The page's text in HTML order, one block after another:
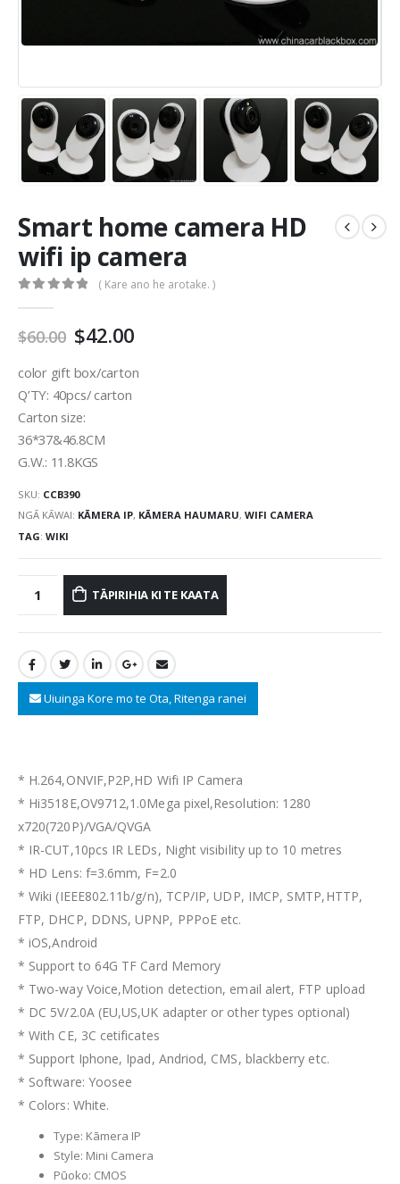
Smart home camera HD
wifi ip camera
( Kare ano he arotake. )
$60.00 $42.00
color gift box/carton
Q’TY: 40pcs/ carton
Carton size:
36*37&46.8CM
G.W.: 11.8KGS
SKU: CCB390
NGĀ KĀWAI: KĀMERA IP, KĀMERA HAUMARU, WIFI CAMERA
TAG: WIKI
TĀPIRIHIA KI TE KAATA
Uiuinga Kore mo te Ota, Ritenga ranei
* H.264,ONVIF,P2P,HD Wifi IP Camera
* Hi3518E,OV9712,1.0Mega pixel,Resolution: 1280
x720(720P)/VGA/QVGA
* IR-CUT,10pcs IR LEDs, Night visibility up to 10 metres
* HD Lens: f=3.6mm, F=2.0
* Wiki (IEEE802.11b/g/n), TCP/IP,UDP, IMCP, SMTP,HTTP,
FTP, DHCP, DDNS,UPNP, PPPoE etc.
*iOS,Android
* Support to 64G TF Card Memory
* Two-way Voice,Motion detection, email alert, FTP upload
* DC 5V/2.0A(EU,US,UK adapter or other types optional)
*With CE, 3C cetificates
* Support Iphone, Ipad, Andriod, CMS, blackberry etc.
* Software: Yoosee
* Colors: White.
Type: Kāmera IP
Style: Mini Camera
Pūoko: CMOS